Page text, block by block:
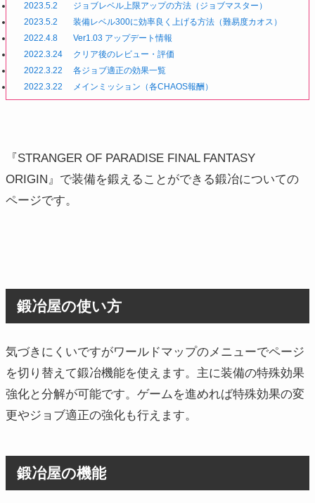
2023.5.2
ジョブレベル上限アップの方法（ジョブマスター）
2023.5.2
装備レベル300に効率良く上げる方法（難易度カオス）
2022.4.8
Ver1.03 アップデート情報
2022.3.24
クリア後のレビュー・評価
2022.3.22
各ジョブ適正の効果一覧
2022.3.22
メインミッション（各CHAOS報酬）
『STRANGER OF PARADISE FINAL FANTASY
ORIGIN』で装備を鍛えることができる鍛冶についての
ページです。
鍛冶屋の使い方
気づきにくいですがワールドマップのメニューでページ
を切り替えて鍛冶機能を使えます。主に装備の特殊効果
強化と分解が可能です。ゲームを進めれば特殊効果の変
更やジョブ適正の強化も行えます。
鍛冶屋の機能